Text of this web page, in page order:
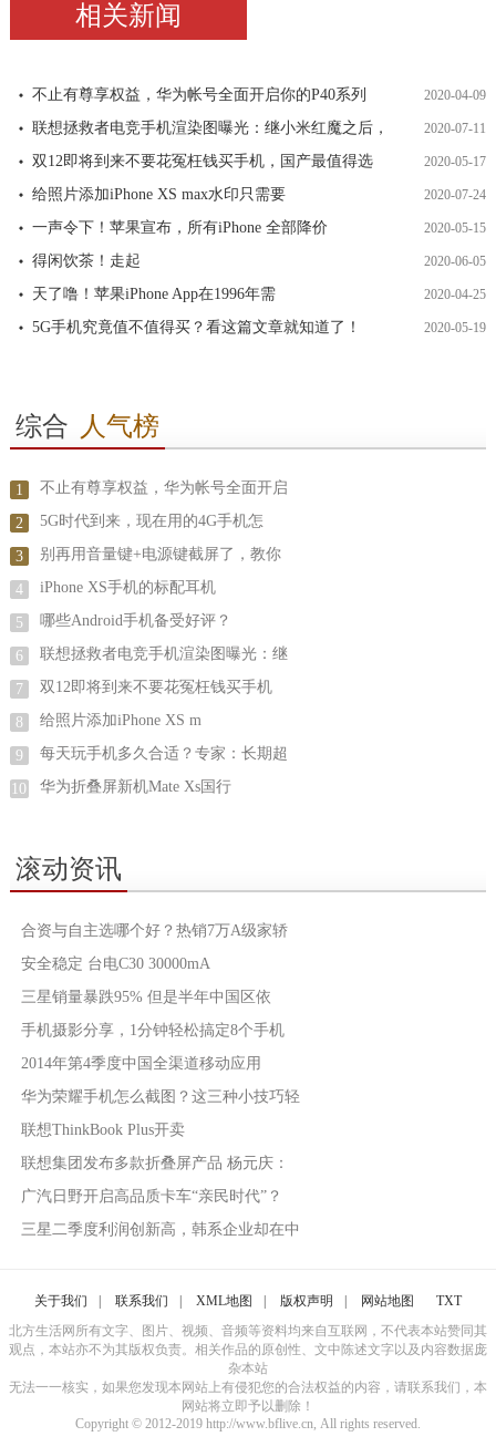
相关新闻
不止有尊享权益，华为帐号全面开启你的P40系列 2020-04-09
联想拯救者电竞手机渲染图曝光：继小米红魔之后， 2020-07-11
双12即将到来不要花冤枉钱买手机，国产最值得选 2020-05-17
给照片添加iPhone XS max水印只需要 2020-07-24
一声令下！苹果宣布，所有iPhone 全部降价 2020-05-15
得闲饮茶！走起 2020-06-05
天了噜！苹果iPhone App在1996年需 2020-04-25
5G手机究竟值不值得买？看这篇文章就知道了！ 2020-05-19
综合 人气榜
1 不止有尊享权益，华为帐号全面开启
2 5G时代到来，现在用的4G手机怎
3 别再用音量键+电源键截屏了，教你
4 iPhone XS手机的标配耳机
5 哪些Android手机备受好评？
6 联想拯救者电竞手机渲染图曝光：继
7 双12即将到来不要花冤枉钱买手机
8 给照片添加iPhone XS m
9 每天玩手机多久合适？专家：长期超
10 华为折叠屏新机Mate Xs国行
滚动资讯
合资与自主选哪个好？热销7万A级家轿
安全稳定 台电C30 30000mA
三星销量暴跌95% 但是半年中国区依
手机摄影分享，1分钟轻松搞定8个手机
2014年第4季度中国全渠道移动应用
华为荣耀手机怎么截图？这三种小技巧轻
联想ThinkBook Plus开卖
联想集团发布多款折叠屏产品 杨元庆：
广汽日野开启高品质卡车“亲民时代”？
三星二季度利润创新高，韩系企业却在中
关于我们 联系我们 XML地图 版权声明 网站地图
TXT
北方生活网所有文字、图片、视频、音频等资料均来自互联网，不代表本站赞同其
观点，本站亦不为其版权负责。相关作品的原创性、文中陈述文字以及内容数据庞
杂本站
无法一一核实，如果您发现本网站上有侵犯您的合法权益的内容，请联系我们，本
网站将立即予以删除！
Copyright © 2012-2019 http://www.bflive.cn, All rights reserved.